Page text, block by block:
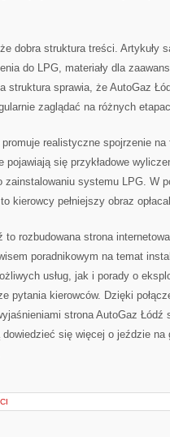
dobra struktura treści. Artykuły
do LPG, materiały dla
struktura sprawia, że AutoGaz
zaglądać na różnych
realistyczne spojrzenie
pojawiają się przykładowe
systemu LPG. W
kierowcy pełniejszy obraz
to rozbudowana strona
poradnikowym na temat
usług, jak i porady o
pytania kierowców. Dzięki
strona AutoGaz Łódź
się więcej o jeździe